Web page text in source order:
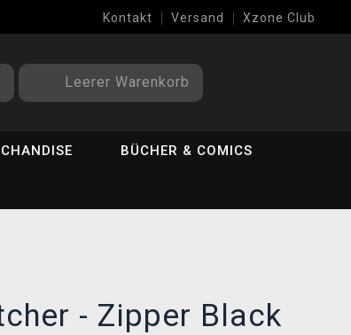
Kontakt Versand Xzone Club
Leerer Warenkorb
BÜCHER & COMICS
- Zipper Black